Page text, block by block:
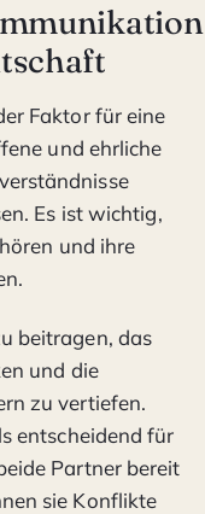
Faktor für eine
und ehrliche
Es ist wichtig,
und ihre
beitragen, das
und die
zu vertiefen.
entscheidend für
Partner bereit
sie Konflikte